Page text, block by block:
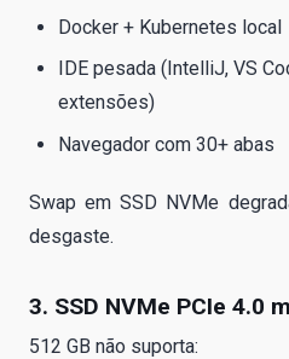
Docker + Kubernetes local
IDE pesada (IntelliJ, VS
extensões)
Navegador com 30+ abas
Swap em SSD NVMe
desgaste.
3. SSD NVMe PCIe 4.0
512 GB não suporta: